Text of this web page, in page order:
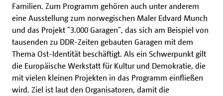
Familien. Zum Programm gehören auch unter anderem
eine Ausstellung zum norwegischen Maler Edvard Munch
und das Projekt "3.000 Garagen", das sich am Beispiel von
tausenden zu DDR-Zeiten gebauten Garagen mit dem
Thema Ost-Identität beschäftigt. Als ein Schwerpunkt gilt
die Europäische Werkstatt für Kultur und Demokratie, die
mit vielen kleinen Projekten in das Programm einfließen
wird. Ziel ist laut den Organisatoren, damit die